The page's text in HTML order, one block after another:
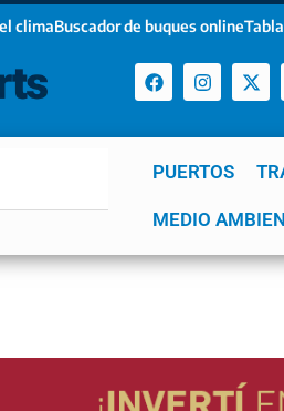
climaBuscador de buques online
PUERTOS
MEDIO
YPF GNL
y políticas de